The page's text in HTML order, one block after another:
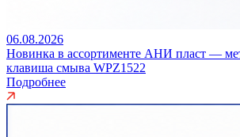
06.08.2026
Новинка в ассортименте АНИ пласт —
клавиша смыва WPZ1522
Подробнее